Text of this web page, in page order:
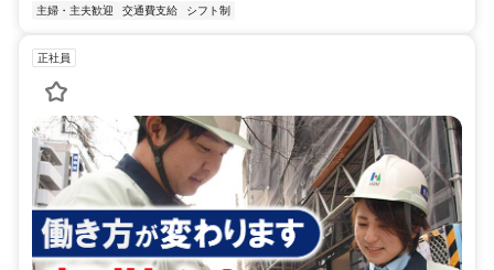
主婦・主夫歓迎 交通費支給 シフト制
正社員